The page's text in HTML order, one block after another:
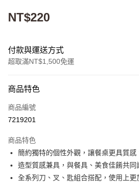
NT$220
付款與運送方式
超取滿NT$1,500免運
信用卡一次付款
超商取貨付款
街口支付
悠遊付
商品特色
商品編號
7219201
商品特色
簡約獨特的個性外觀，讓餐桌更具質感
造型質感兼具，與餐具、美食佳餚共同
全系列刀、叉、匙組合搭配，使用上更